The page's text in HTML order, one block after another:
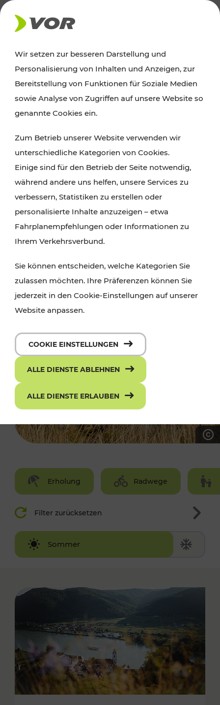
AKTUELLES
Ausflugstipps
Wien, Niederösterreich und das Burgenland
Wanderungen, Kultur und Gastronomie,
Radtouren oder purer Naturgenuss – viele
Attraktionen sind mit den Ticket- und Fahrplan-
Angeboten des VOR gut und schnell erreichbar.
Erholung Radwege
Filter zurücksetzen
Sommer
Winter
Wir setzen zur besseren Darstellung und
Personalisierung von Inhalten und Anzeigen, zur
Bereitstellung von Funktionen für Soziale Medien
sowie Analyse von Zugriffen auf unsere Website so
genannte Cookies ein.
Zum Betrieb unserer Website verwenden wir
unterschiedliche Kategorien von Cookies.
Einige sind für den Betrieb der Seite notwendig,
während andere uns helfen, unsere Services zu
verbessern, Statistiken zu erstellen oder
personalisierte Inhalte anzuzeigen – etwa
Fahrplanempfehlungen oder Informationen zu
Ihrem Verkehrsverbund.
Sie können entscheiden, welche Kategorien Sie
zulassen möchten. Ihre Präferenzen können Sie
jederzeit in den Cookie-Einstellungen auf unserer
Website anpassen.
COOKIE EINSTELLUNGEN
ALLE DIENSTE ABLEHNEN
ALLE DIENSTE ERLAUBEN